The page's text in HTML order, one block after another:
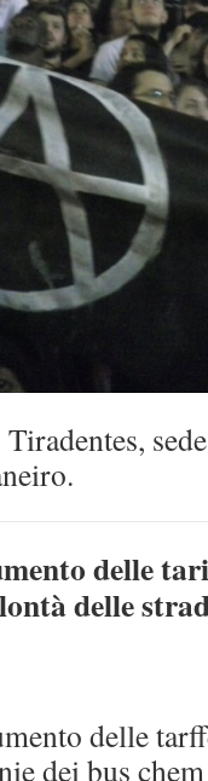
delle
delle
delle
dei bus